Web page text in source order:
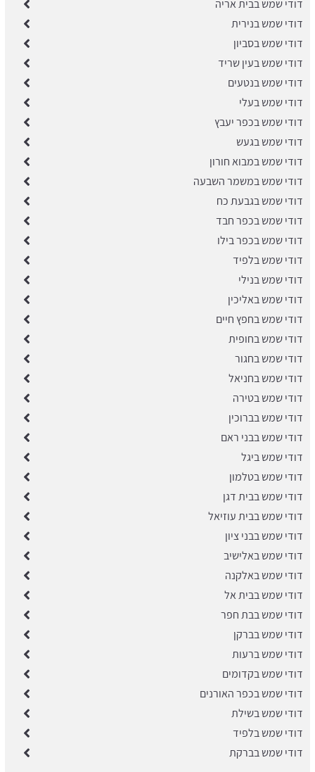
דודי שמש בבית אריה
דודי שמש בנירית
דודי שמש בסביון
דודי שמש בעין שריד
דודי שמש בנטעים
דודי שמש בעלי
דודי שמש בכפר יעבץ
דודי שמש בגעש
דודי שמש במבוא חורון
דודי שמש במשמר השבעה
דודי שמש בגבעת כח
דודי שמש בכפר חבד
דודי שמש בכפר בילו
דודי שמש בלפיד
דודי שמש בנילי
דודי שמש באליכין
דודי שמש בחפץ חיים
דודי שמש בחופית
דודי שמש בחגור
דודי שמש בחניאל
דודי שמש בטירה
דודי שמש בברוכין
דודי שמש בבני ראם
דודי שמש ביגל
דודי שמש בטלמון
דודי שמש בבית דגן
דודי שמש בבית עוזיאל
דודי שמש בבני ציון
דודי שמש באלישיב
דודי שמש באלקנה
דודי שמש בבית אל
דודי שמש בבת חפר
דודי שמש בברקן
דודי שמש ברעות
דודי שמש בקדומים
דודי שמש בכפר האורנים
דודי שמש בשילת
דודי שמש בלפיד
דודי שמש בברקת